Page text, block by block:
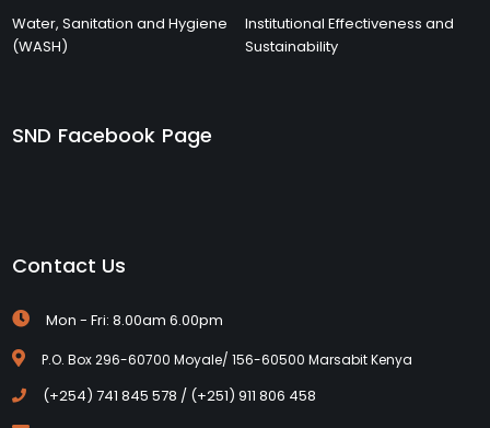
Water, Sanitation and Hygiene
(WASH)
Institutional Effectiveness and
Sustainability
SND Facebook Page
Contact Us
Mon - Fri: 8.00am 6.00pm
P.O. Box 296-60700 Moyale/ 156-60500 Marsabit Kenya
(+254) 741 845 578 / (+251) 911 806 458